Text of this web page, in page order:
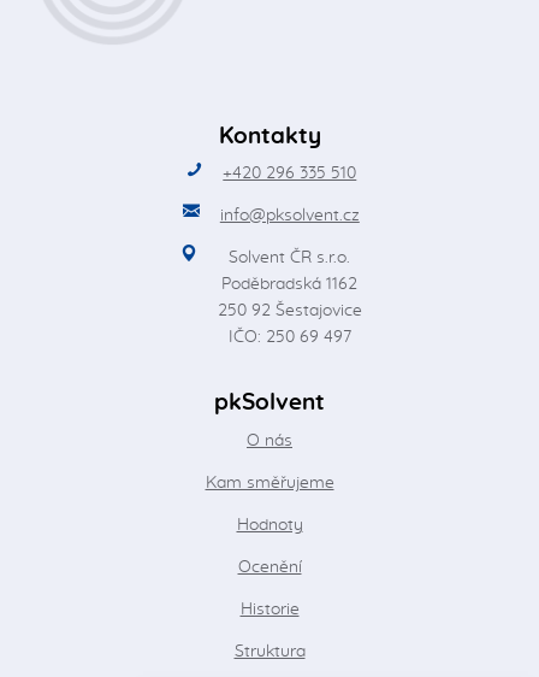
Kontakty
+420 296 335 510
info@pksolvent.cz
Solvent ČR s.r.o.
Poděbradská 1162
250 92 Šestajovice
IČO: 250 69 497
pkSolvent
O nás
Kam směřujeme
Hodnoty
Ocenění
Historie
Struktura